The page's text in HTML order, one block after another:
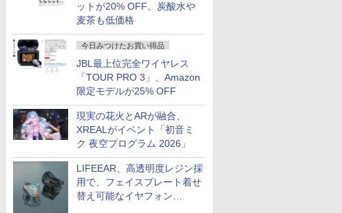
ットが20% OFF。炭酸水や
麦茶も低価格
今日みつけたお買い得品
JBL最上位完全ワイヤレス
「TOUR PRO 3」、Amazon
限定モデルが25% OFF
現実の花火とARが融合、
XREALがイベント「初音ミ
ク 夜空プログラム 2026」
LIFEEAR、高透明度レジン採
用で、フェイスプレート着せ
替え可能なイヤフォン